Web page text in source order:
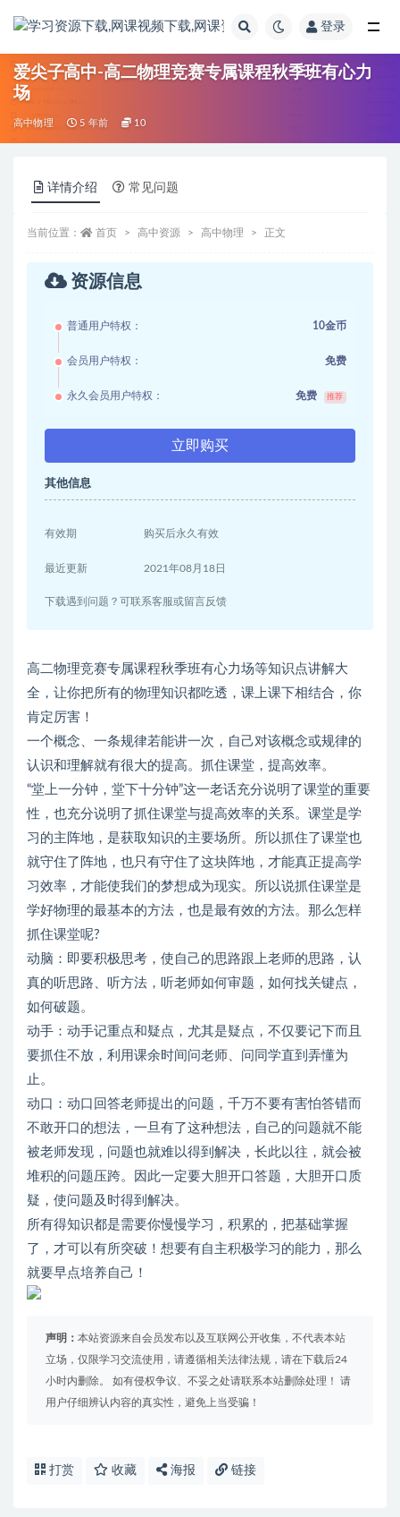
登录
爱尖子高中-高二物理竞赛专属课程秋季班有心力
场
高中物理 5 年前 10
详情介绍 常见问题
当前位置： 首页 高中资源 高中物理 正文
资源信息
普通用户特权： 10金币
会员用户特权： 免费
永久会员用户特权： 免费 推荐
立即购买
其他信息
有效期 购买后永久有效
最近更新 2021年08月18日
下载遇到问题？可联系客服或留言反馈
高二物理竞赛专属课程秋季班有心力场等知识点讲解大
全，让你把所有的物理知识都吃透，课上课下相结合，你
肯定厉害！
一个概念、一条规律若能讲一次，自己对该概念或规律的
认识和理解就有很大的提高。抓住课堂，提高效率。
“堂上一分钟，堂下十分钟”这一老话充分说明了课堂的重要
性，也充分说明了抓住课堂与提高效率的关系。课堂是学
习的主阵地，是获取知识的主要场所。所以抓住了课堂也
就守住了阵地，也只有守住了这块阵地，才能真正提高学
习效率，才能使我们的梦想成为现实。所以说抓住课堂是
学好物理的最基本的方法，也是最有效的方法。那么怎样
抓住课堂呢?
动脑：即要积极思考，使自己的思路跟上老师的思路，认
真的听思路、听方法，听老师如何审题，如何找关键点，
如何破题。
动手：动手记重点和疑点，尤其是疑点，不仅要记下而且
要抓住不放，利用课余时间问老师、问同学直到弄懂为
止。
动口：动口回答老师提出的问题，千万不要有害怕答错而
不敢开口的想法，一旦有了这种想法，自己的问题就不能
被老师发现，问题也就难以得到解决，长此以往，就会被
堆积的问题压跨。因此一定要大胆开口答题，大胆开口质
疑，使问题及时得到解决。
所有得知识都是需要你慢慢学习，积累的，把基础掌握
了，才可以有所突破！想要有自主积极学习的能力，那么
就要早点培养自己！
声明： 本站资源来自会员发布以及互联网公开收集，不代表本站
立场，仅限学习交流使用，请遵循相关法律法规，请在下载后24
小时内删除。 如有侵权争议、不妥之处请联系本站删除处理！ 请
用户仔细辨认内容的真实性，避免上当受骗！
打赏 收藏 海报 链接